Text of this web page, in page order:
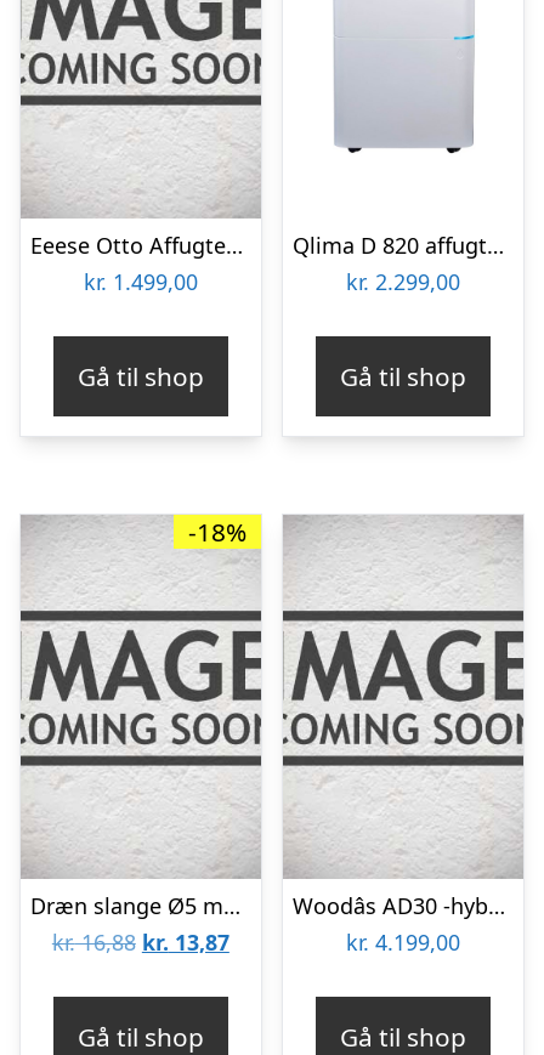
Eeese Otto Affugter 13l, Wi-fi
kr. 1.499,00
Gå til shop
Qlima D 820 affugter, 20 L, Hvid
kr. 2.299,00
Gå til shop
-18%
Dræn slange Ø5 mm. til affugter pumper
kr.16,88 Den
kr. 13,87Den
Gå til shop
Woodâs AD30 -hybrid affugter-luftrenser Affugter/luftrenser
kr. 4.199,00
Gå til shop